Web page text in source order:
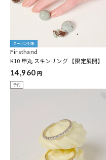
クーポン対象
Firsthand
K10 甲丸 スキンリング 【限定展開】
14,960 円
予約